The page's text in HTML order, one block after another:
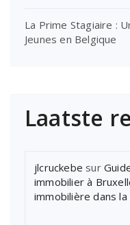
La Prime Stagiaire :
Jeunes en Belgique
Laatste
jlcruckebe sur
immobilier à
immobilière dans la